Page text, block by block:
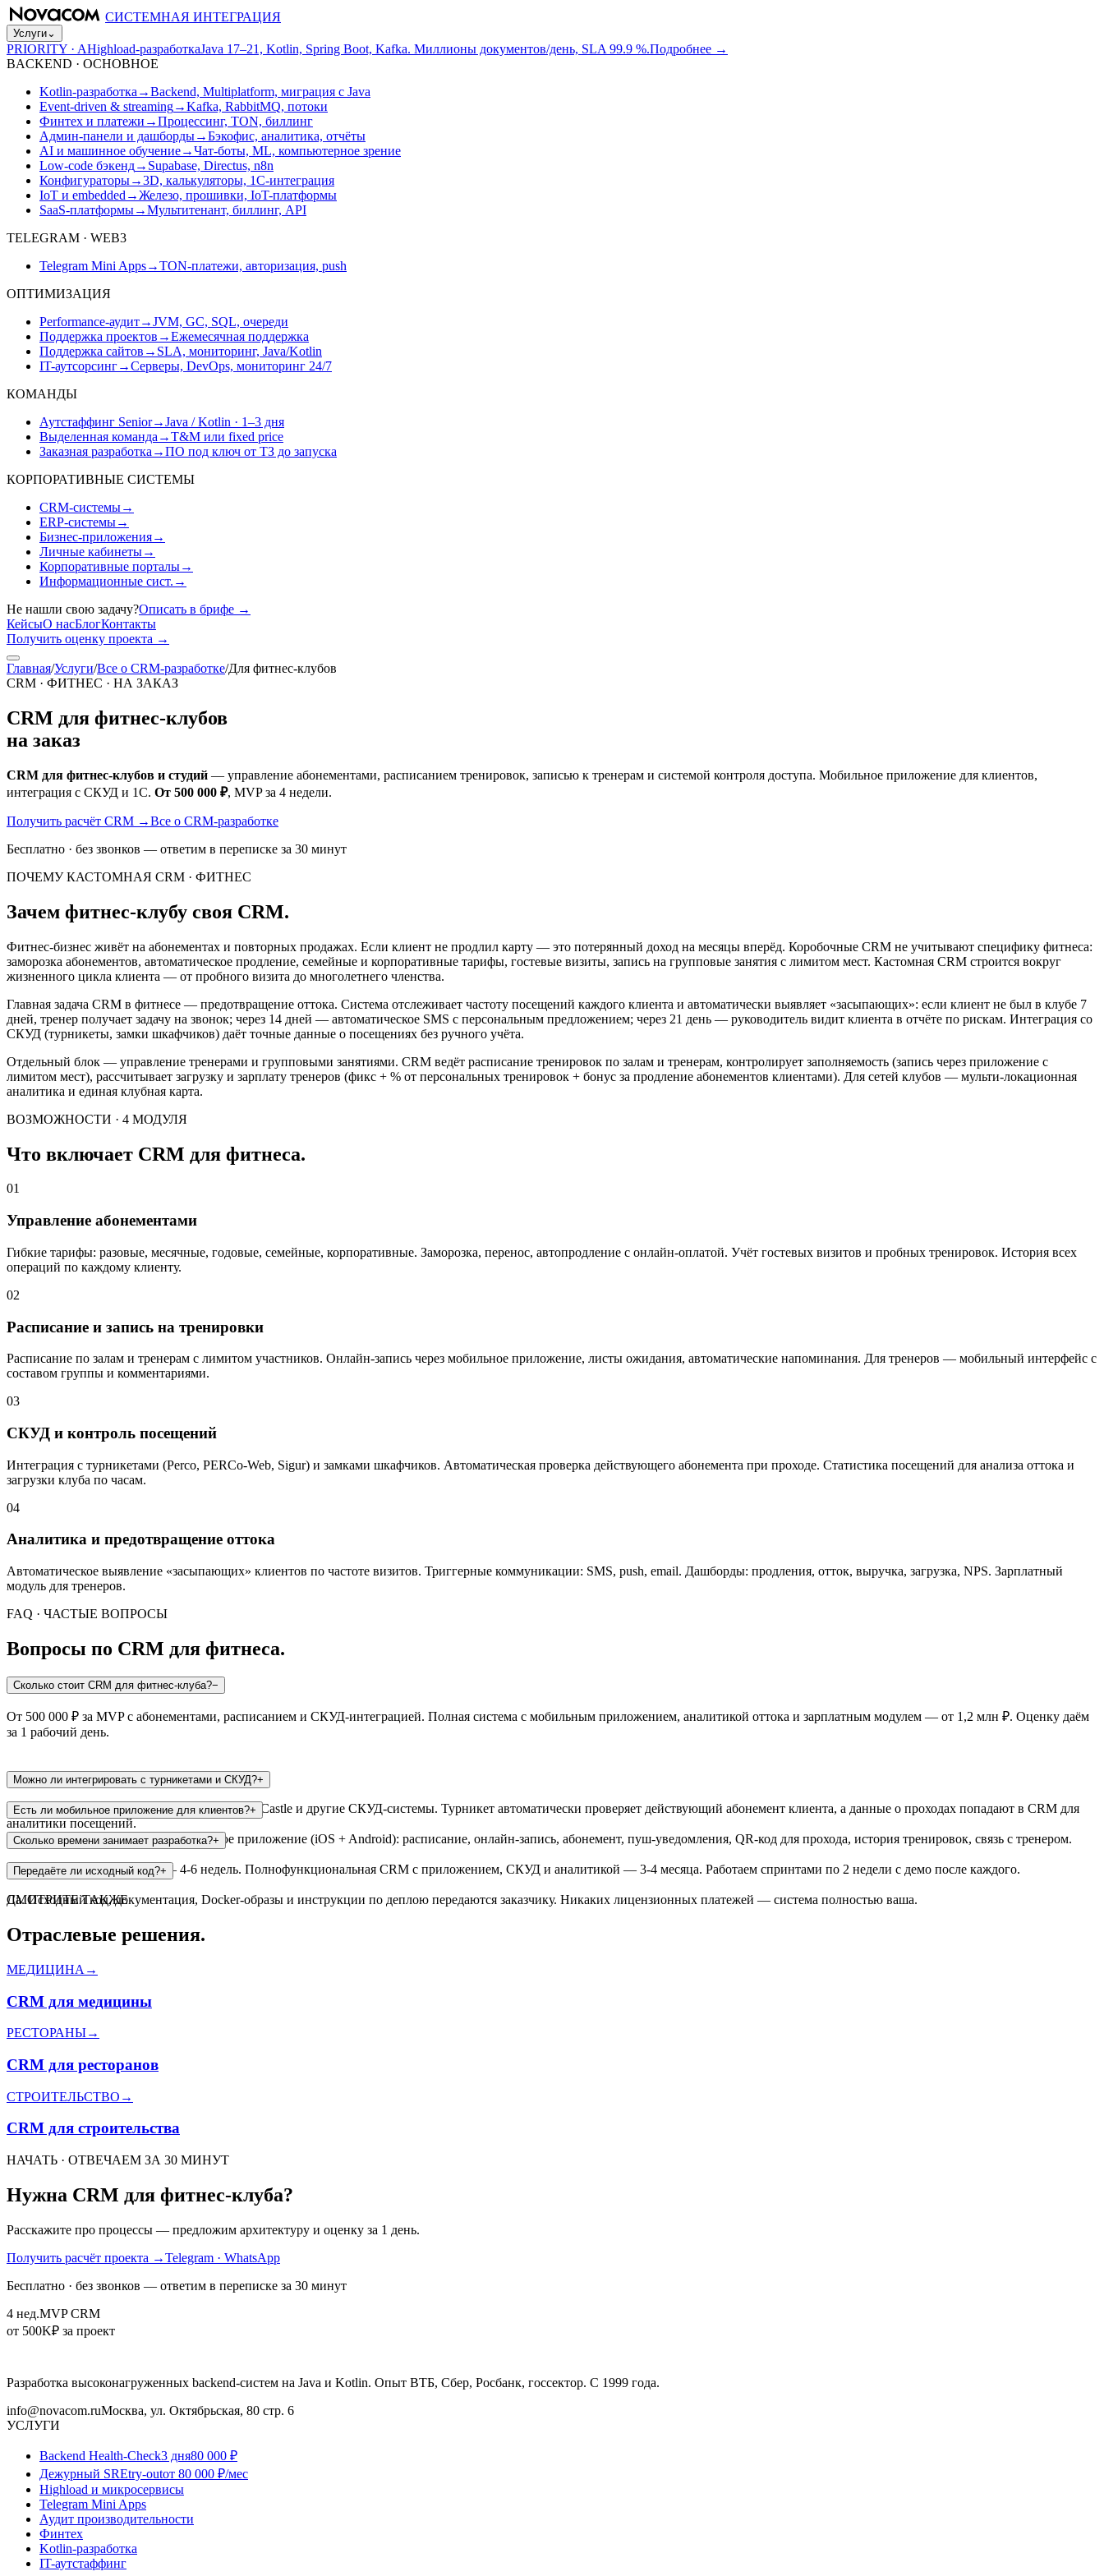
СИСТЕМНАЯ ИНТЕГРАЦИЯ
Услуги⌄
PRIORITY · AHighload-разработкаJava 17–21, Kotlin, Spring Boot, Kafka. Миллионы документов/день, SLA 99.9 %.Подробнее →
BACKEND · ОСНОВНОЕ
Kotlin-разработка →Backend, Multiplatform, миграция с Java
Event-driven & streaming→Kafka, RabbitMQ, потоки
Финтех и платежи →Процессинг, TON, биллинг
Админ-панели и дашборды→Бэкофис, аналитика, отчёты
AI и машинное обучение→Чат-боты, ML, компьютерное зрение
Low-code бэкенд→ Supabase, Directus, n8n
Конфигураторы→3D, калькуляторы, 1С-интеграция
IoT и embedded →Железо, прошивки, IoT-платформы
SaaS-платформы→Мультитенант, биллинг, API
TELEGRAM · WEB3
Telegram Mini Apps→TON-платежи, авторизация, push
ОПТИМИЗАЦИЯ
Performance-аудит→JVM, GC, SQL, очереди
Поддержка проектов →Ежемесячная поддержка
Поддержка сайтов → SLA, мониторинг, Java/Kotlin
IT-аутсорсинг→Серверы, DevOps, мониторинг 24/7
КОМАНДЫ
Аутстаффинг Senior→Java / Kotlin · 1–3 дня
Выделенная команда →T&M или fixed price
Заказная разработка →ПО под ключ от ТЗ до запуска
КОРПОРАТИВНЫЕ СИСТЕМЫ
CRM-системы→
ERP-системы→
Бизнес-приложения→
Личные кабинеты→
Корпоративные порталы→
Информационные сист. →
Не нашли свою задачу?Описать в брифе →
КейсыО насБлогКонтакты
Получить оценку проекта →
Главная/Услуги/Все о CRM-разработке/Для фитнес-клубов
CRM · ФИТНЕС · НА ЗАКАЗ
CRM для фитнес-клубов
на заказ
CRM для фитнес-клубов и студий — управление абонементами, расписанием тренировок, записью к тренерам и системой контроля доступа. Мобильное приложение для клиентов,
интеграция с СКУД и 1С. От 500 000 ₽, MVP за 4 недели.
Получить расчёт CRM →Все о CRM-разработке
Бесплатно · без звонков — ответим в переписке за 30 минут
ПОЧЕМУ КАСТОМНАЯ CRM · ФИТНЕС
Зачем фитнес-клубу своя CRM.
Фитнес-бизнес живёт на абонементах и повторных продажах. Если клиент не продлил карту — это потерянный доход на месяцы вперёд. Коробочные CRM не учитывают специфику фитнеса:
заморозка абонементов, автоматическое продление, семейные и корпоративные тарифы, гостевые визиты, запись на групповые занятия с лимитом мест. Кастомная CRM строится вокруг
жизненного цикла клиента — от пробного визита до многолетнего членства.
Главная задача CRM в фитнесе — предотвращение оттока. Система отслеживает частоту посещений каждого клиента и автоматически выявляет «засыпающих»: если клиент не был в клубе 7
дней, тренер получает задачу на звонок; через 14 дней — автоматическое SMS с персональным предложением; через 21 день — руководитель видит клиента в отчёте по рискам. Интеграция со
СКУД (турникеты, замки шкафчиков) даёт точные данные о посещениях без ручного учёта.
Отдельный блок — управление тренерами и групповыми занятиями. CRM ведёт расписание тренировок по залам и тренерам, контролирует заполняемость (запись через приложение с
лимитом мест), рассчитывает загрузку и зарплату тренеров (фикс + % от персональных тренировок + бонус за продление абонементов клиентами). Для сетей клубов — мульти-локационная
аналитика и единая клубная карта.
ВОЗМОЖНОСТИ · 4 МОДУЛЯ
Что включает CRM для фитнеса.
01
Управление абонементами
Гибкие тарифы: разовые, месячные, годовые, семейные, корпоративные. Заморозка, перенос, автопродление с онлайн-оплатой. Учёт гостевых визитов и пробных тренировок. История всех
операций по каждому клиенту.
02
Расписание и запись на тренировки
Расписание по залам и тренерам с лимитом участников. Онлайн-запись через мобильное приложение, листы ожидания, автоматические напоминания. Для тренеров — мобильный интерфейс с
составом группы и комментариями.
03
СКУД и контроль посещений
Интеграция с турникетами (Perco, PERCo-Web, Sigur) и замками шкафчиков. Автоматическая проверка действующего абонемента при проходе. Статистика посещений для анализа оттока и
загрузки клуба по часам.
04
Аналитика и предотвращение оттока
Автоматическое выявление «засыпающих» клиентов по частоте визитов. Триггерные коммуникации: SMS, push, email. Дашборды: продления, отток, выручка, загрузка, NPS. Зарплатный
модуль для тренеров.
FAQ · ЧАСТЫЕ ВОПРОСЫ
Вопросы по CRM для фитнеса.
Сколько стоит CRM для фитнес-клуба?−
От 500 000 ₽ за MVP с абонементами, расписанием и СКУД-интеграцией. Полная система с мобильным приложением, аналитикой оттока и зарплатным модулем — от 1,2 млн ₽. Оценку даём
за 1 рабочий день.
Можно ли интегрировать с турникетами и СКУД?+
Да. Поддерживаем Perco, PERCo-Web, Sigur, Castle и другие СКУД-системы. Турникет автоматически проверяет действующий абонемент клиента, а данные о проходах попадают в CRM для
аналитики посещений.
Есть ли мобильное приложение для клиентов?+
Да. Разрабатываем кроссплатформенное приложение (iOS + Android): расписание, онлайн-запись, абонемент, пуш-уведомления, QR-код для прохода, история тренировок, связь с тренером.
Сколько времени занимает разработка?+
MVP с базовыми модулями — 4-6 недель. Полнофункциональная CRM с приложением, СКУД и аналитикой — 3-4 месяца. Работаем спринтами по 2 недели с демо после каждого.
Передаёте ли исходный код?+
Да. Исходный код, документация, Docker-образы и инструкции по деплою передаются заказчику. Никаких лицензионных платежей — система полностью ваша.
СМОТРИТЕ ТАКЖЕ
Отраслевые решения.
МЕДИЦИНА →
CRM для медицины
РЕСТОРАНЫ→
CRM для ресторанов
СТРОИТЕЛЬСТВО →
CRM для строительства
НАЧАТЬ · ОТВЕЧАЕМ ЗА 30 МИНУТ
Нужна CRM для фитнес-клуба?
Расскажите про процессы — предложим архитектуру и оценку за 1 день.
Получить расчёт проекта →Telegram · WhatsApp
Бесплатно · без звонков — ответим в переписке за 30 минут
4 нед.MVP CRM
от 500K₽ за проект
Разработка высоконагруженных backend-систем на Java и Kotlin. Опыт ВТБ, Сбер, Росбанк, госсектор. С 1999 года.
info@novacom.ruМосква, ул. Октябрьская, 80 стр. 6
УСЛУГИ
Backend Health-Check3 дня80 000 ₽
Дежурный SREtry-outот 80 000 ₽/мес
Highload и микросервисы
Telegram Mini Apps
Аудит производительности
Финтех
Kotlin-разработка
IT-аутстаффинг